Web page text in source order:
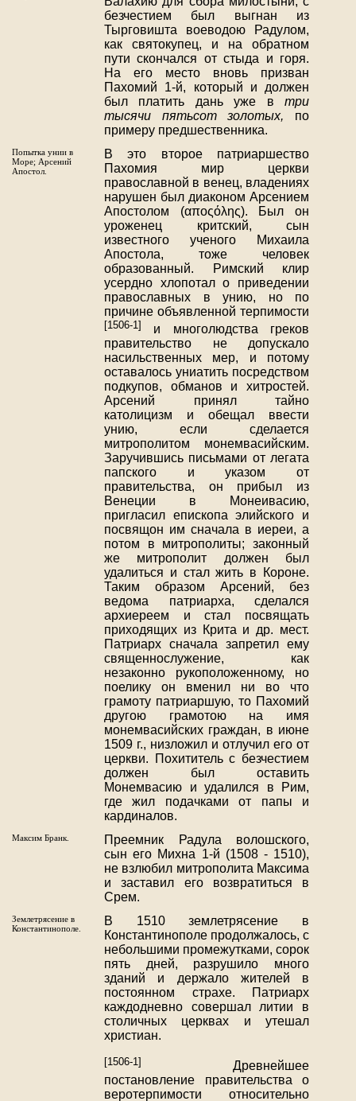
безчестием был выгнан из
Тырговишта воеводою Радулом,
как святокупец, и на обратном
пути скончался от стыда и горя.
На его место вновь призван
Пахомий 1-й, который и должен
был платить дань уже в три
тысячи пятьсот золотых, по
примеру предшественника.
Попытка унии в
Море; Арсений
Апостол.
В это второе патриаршество
Пахомия мир церкви
православной в венец, владениях
нарушен был диаконом Арсением
Апостолом (αποςόλης). Был он
уроженец критский, сын
известного ученого Михаила
Апостола, тоже человек
образованный. Римский клир
усердно хлопотал о приведении
православных в унию, но по
причине объявленной терпимости
[1506-1]
и многолюдства греков
правительство не допускало
насильственных мер, и потому
оставалось униатить посредством
подкупов, обманов и хитростей.
Арсений принял тайно
католицизм и обещал ввести
унию, если сделается
митрополитом монемвасийским.
Заручившись письмами от легата
папского и указом от
правительства, он прибыл из
Венеции в Монеивасию,
пригласил епископа элийского и
посвящон им сначала в иереи, а
потом в митрополиты; законный
же митрополит должен был
удалиться и стал жить в Короне.
Таким образом Арсений, без
ведома патриарха, сделался
архиереем и стал посвящать
приходящих из Крита и др. мест.
Патриарх сначала запретил ему
священнослужение, как
незаконно рукоположенному, но
поелику он вменил ни во что
грамоту патриаршую, то Пахомий
другою грамотою на имя
монемвасийских граждан, в июне
1509 г., низложил и отлучил его от
церкви. Похититель с безчестием
должен был оставить
Монемвасию и удалился в Рим,
где жил подачками от папы и
кардиналов.
Максим Бранк.
Преемник Радула волошского,
сын его Михна 1-й (1508 - 1510),
не взлюбил митрополита Максима
и заставил его возвратиться в
Срем.
Землетрясение в
Константинополе.
В 1510 землетрясение в
Константинополе продолжалось, с
небольшими промежутками, сорок
пять дней, разрушило много
зданий и держало жителей в
постоянном страхе. Патриарх
каждодневно совершал литии в
столичных церквах и утешал
христиан.
[1506-1]
Древнейшее
постановление правительства о
веротерпимости относительно